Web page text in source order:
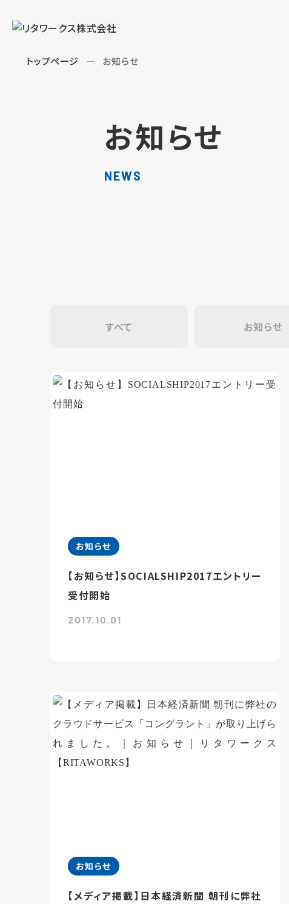
トップページ お知らせ
お知らせ
NEWS
すべて お知らせ
お知らせ
【お知らせ】SOCIALSHIP2017エントリー
受付開始
2017.10.01
お知らせ
【メディア掲載】日本経済新聞 朝刊に弊社